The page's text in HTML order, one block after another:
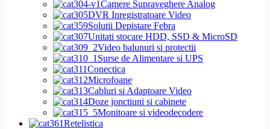
Camere Supraveghere Analog
DVR Inregistratoare Video
Solutii Depistare Febra
Unitati stocare HDD, SSD & MicroSD
Video balunuri si protectii
Surse de Alimentare si UPS
Conectica
Microfoane
Cabluri si Adaptoare Video
Doze jonctiuni si cabinete
Monitoare si videodecodere
Retelistica